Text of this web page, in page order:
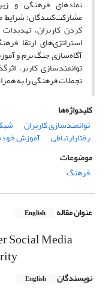
نمادهای فرهنگی و
مشارکت‌کنندگان؛ شرایط
کردن کاربران،
استراتژی‌های ارتقا
آگاه‌سازی جنگ نرم و
توانمندسازی کاربر،
تجملات فرهنگی را به
کلیدواژه‌ها
توانمندسازی کاربران
رفتارارتباطی
آموزش
موضوعات
فرهنگ
عنوان مقاله English
Social Media
نویسندگان English